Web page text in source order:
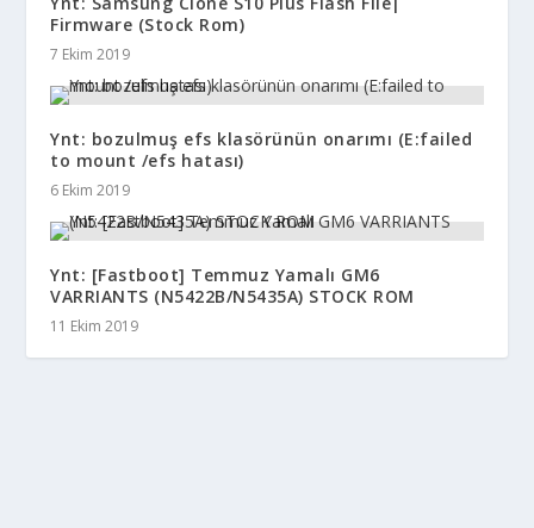
Firmware (Stock Rom)
7 Ekim 2019
Ynt: bozulmuş efs klasörünün onarımı (E:failed
to mount /efs hatası)
6 Ekim 2019
Ynt: [Fastboot] Temmuz Yamalı GM6
VARRIANTS (N5422B/N5435A) STOCK ROM
11 Ekim 2019